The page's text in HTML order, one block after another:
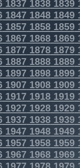
183718381839
184718481849
185718581859
186718681869
187718781879
188718881889
189718981899
190719081909
191719181919
192719281929
193719381939
194719481949
195719581959
196719681969